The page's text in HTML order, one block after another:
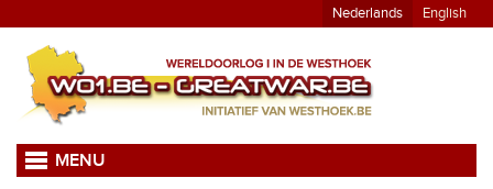
Nederlands English
MENU